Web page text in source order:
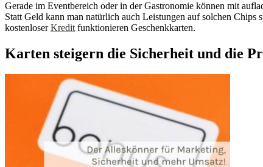
Gerade im Eventbereich oder in der Gastronomie können mit
Statt Geld kann man natürlich auch Leistungen auf solchen
kostenloserKreditfunktionieren Geschenkkarten.
Karten steigern die Sicherheit und die